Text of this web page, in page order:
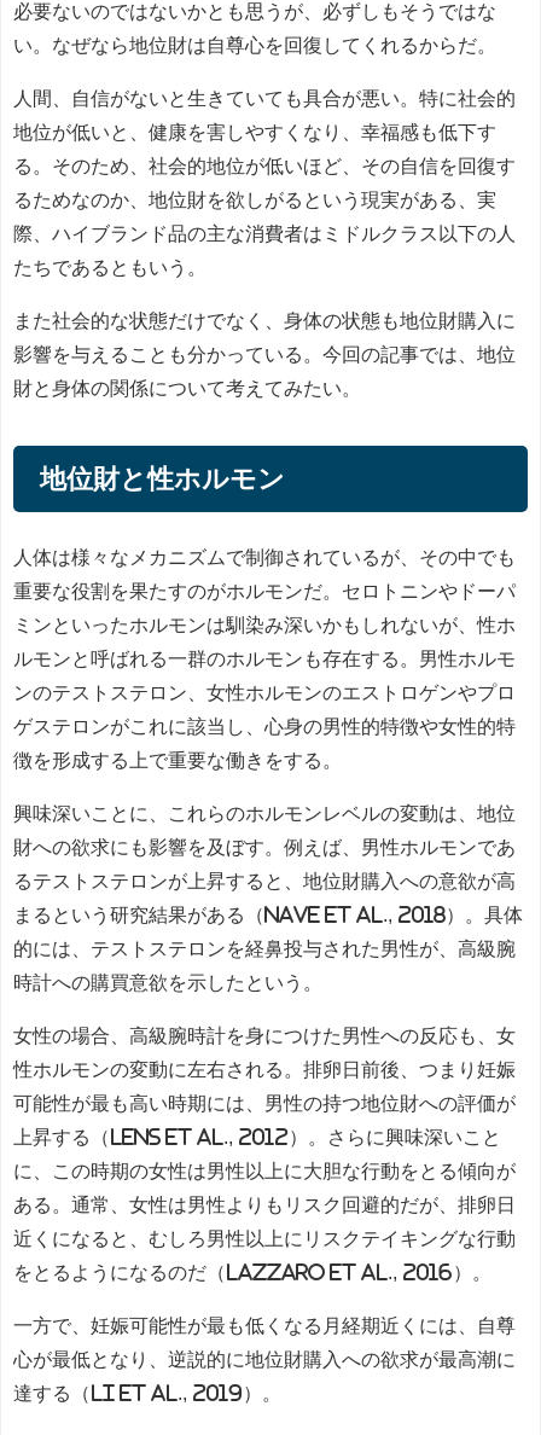
必要ないのではないかとも思うが、必ずしもそうではな
い。なぜなら地位財は自尊心を回復してくれるからだ。
人間、自信がないと生きていても具合が悪い。特に社会的
地位が低いと、健康を害しやすくなり、幸福感も低下す
る。そのため、社会的地位が低いほど、その自信を回復す
るためなのか、地位財を欲しがるという現実がある、実
際、ハイブランド品の主な消費者はミドルクラス以下の人
たちであるともいう。
また社会的な状態だけでなく、身体の状態も地位財購入に
影響を与えることも分かっている。今回の記事では、地位
財と身体の関係について考えてみたい。
地位財と性ホルモン
人体は様々なメカニズムで制御されているが、その中でも
重要な役割を果たすのがホルモンだ。セロトニンやドーパ
ミンといったホルモンは馴染み深いかもしれないが、性ホ
ルモンと呼ばれる一群のホルモンも存在する。男性ホルモ
ンのテストステロン、女性ホルモンのエストロゲンやプロ
ゲステロンがこれに該当し、心身の男性的特徴や女性的特
徴を形成する上で重要な働きをする。
興味深いことに、これらのホルモンレベルの変動は、地位
財への欲求にも影響を及ぼす。例えば、男性ホルモンであ
るテストステロンが上昇すると、地位財購入への意欲が高
まるという研究結果がある（Nave et al., 2018）。具体
的には、テストステロンを経鼻投与された男性が、高級腕
時計への購買意欲を示したという。
女性の場合、高級腕時計を身につけた男性への反応も、女
性ホルモンの変動に左右される。排卵日前後、つまり妊娠
可能性が最も高い時期には、男性の持つ地位財への評価が
上昇する（Lens et al., 2012）。さらに興味深いこと
に、この時期の女性は男性以上に大胆な行動をとる傾向が
ある。通常、女性は男性よりもリスク回避的だが、排卵日
近くになると、むしろ男性以上にリスクテイキングな行動
をとるようになるのだ（Lazzaro et al., 2016）。
一方で、妊娠可能性が最も低くなる月経期近くには、自尊
心が最低となり、逆説的に地位財購入への欲求が最高潮に
達する（Li et al., 2019）。